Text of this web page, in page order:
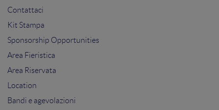
Contattaci
Kit Stampa
Sponsorship Opportunities
Area Fieristica
Area Riservata
Location
Bandi e agevolazioni